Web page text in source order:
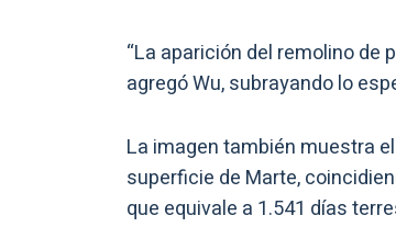
“La aparición del remolino de
agregó Wu, subrayando lo
La imagen también muestra
superficie de Marte,
que equivale a 1.541 días